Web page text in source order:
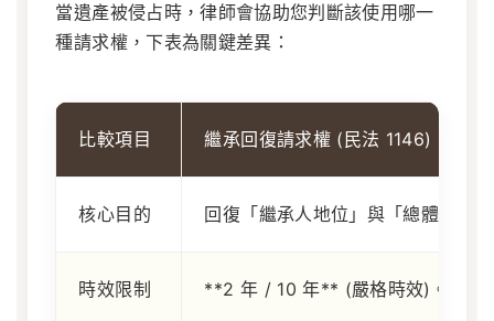
當遺產被侵占時，律師會協助您判斷該使用哪一
種請求權，下表為關鍵差異：
比較項目 繼承回復請求權 (民法 1146)
核心目的 回復「繼承人地位」與「總體遺產
時效限制 **2 年 / 10 年** (嚴格時效)。